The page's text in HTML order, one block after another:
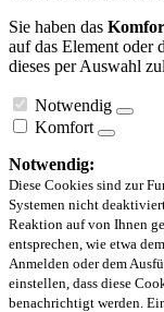
Sie haben das
auf das Element oder
dieses per Auswahl
Notwendig
Komfort
Notwendig:
Diese Cookies sind zur
Systemen nicht
Reaktion auf von Ihnen
entsprechen, wie etwa
Anmelden oder dem
einstellen, dass diese
benachrichtigt werden.